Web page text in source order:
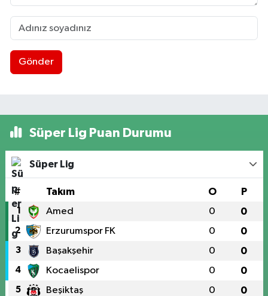
Gönder
Süper Lig Puan Durumu
Süper Lig
# Takım O P
1 Amed 0 0
2 Erzurumspor FK 0 0
3 Başakşehir 0 0
4 Kocaelispor 0 0
5 Beşiktaş 0 0